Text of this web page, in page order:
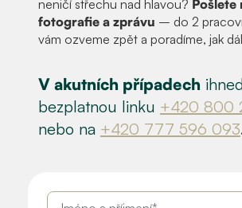
neničí střechu nad hlavou? Pošlete
fotografie a zprávu – do 2
vám ozveme zpět a poradíme, jak
V akutních případech
bezplatnou linku +420 800
nebo na +420 777 596 093